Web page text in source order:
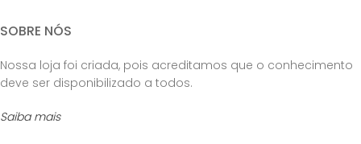
SOBRE NÓS
Nossa loja foi criada, pois acreditamos que o conhecimento
deve ser disponibilizado a todos.
Saiba mais